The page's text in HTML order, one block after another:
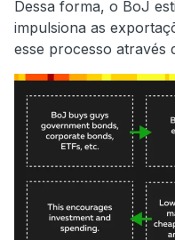
Dessa forma, o BoJ
impulsiona as
esse processo através